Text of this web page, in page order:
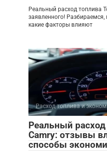
Реальный расход топлива
заявленного! Разбираемся,
какие факторы влияют
Расход топлива и
Реальный
Camry: отзывы
способы